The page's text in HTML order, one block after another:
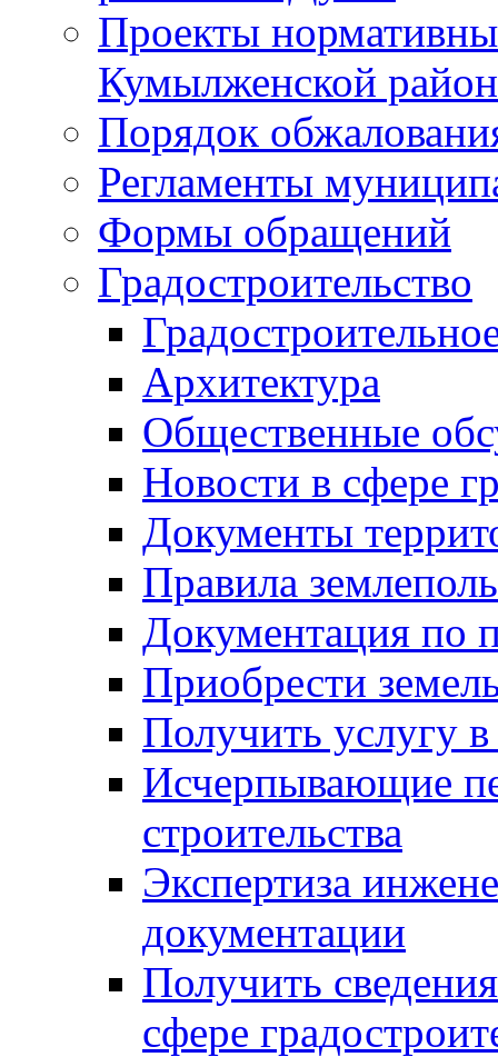
Проекты
Кумылженской
Порядок
Регламенты
Формы обращений
Градостроительство
Архитектура
Общественные
Новости в сфере
Документы
Правила
Документация по
Приобрести
Получить услугу в
Исчерпывающие
строительства
Экспертиза
документации
Получить
сфере